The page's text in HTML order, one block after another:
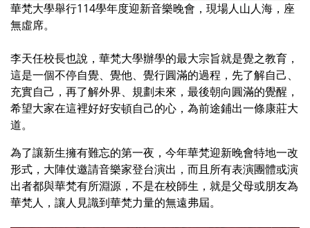
華梵大學舉行114學年度迎新音樂晚會，現場人山人海，座
無虛席。
李天任校長也說，華梵大學辦學的最大宗旨就是覺之教育，
這是一個不停自覺、覺他、覺行圓滿的過程，先了解自己、
充實自己，再了解外界、規劃未來，最後朝向圓滿的覺醒，
希望大家在這裡好好安頓自己的心，為前途鋪出一條康莊大
道。
為了讓新生擁有難忘的第一夜，今年華梵迎新晚會特地一改
形式，大陣仗邀請音樂家登台演出，而且所有表演團體或演
出者都與華梵有所淵源，不是在校師生，就是父母或朋友為
華梵人，讓人見識到華梵力量的無遠弗屆。